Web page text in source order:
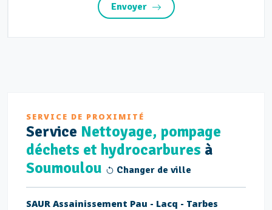
Envoyer
SERVICE DE PROXIMITÉ
Service Nettoyage, pompage
déchets et hydrocarbures à
Soumoulou
Changer de ville
SAUR Assainissement Pau - Lacq - Tarbes